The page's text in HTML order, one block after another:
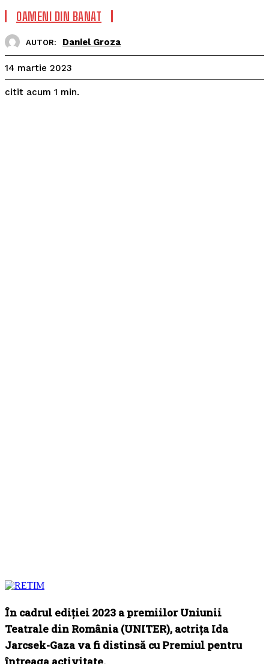
OAMENI DIN BANAT
AUTOR: Daniel Groza
14 martie 2023
citit acum 1 min.
În cadrul ediției 2023 a premiilor Uniunii
Teatrale din România (UNITER), actrița Ida
Jarcsek-Gaza va fi distinsă cu Premiul pentru